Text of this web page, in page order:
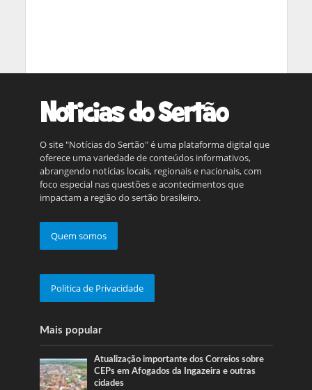
O site "Notícias do Sertão" é uma plataforma digital que
oferece uma variedade de conteúdos informativos,
abrangendo notícias locais, regionais e nacionais, com
foco especial nas questões e acontecimentos que
impactam a região do sertão brasileiro.
Quem somos
Politica de Privacidade
Mais popular
Atualização importante dos Correios sobre
CEPs em Afogados da Ingazeira e outras
cidades